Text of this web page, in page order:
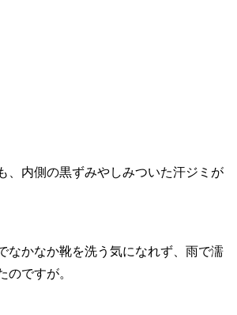
、内側の黒ずみやしみついた汗ジミが
なかなか靴を洗う気になれず、雨で濡
のですが。